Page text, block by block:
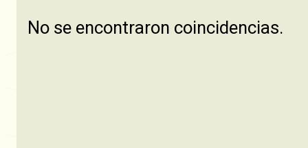
No se encontraron coincidencias.